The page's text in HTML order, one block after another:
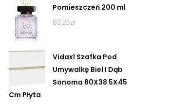
Pomieszczeń 200 ml
83,25zł
Vidaxl Szafka Pod
Umywalkę Biel I Dąb
Sonoma 80X38 5X45
Cm Płyta